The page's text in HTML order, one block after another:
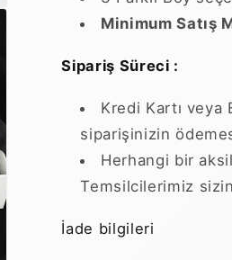
Minimum Satış
Sipariş Süreci :
Kredi Kartı
siparişinizin
Herhangi bir
Temsilcilerimiz
İade bilgileri